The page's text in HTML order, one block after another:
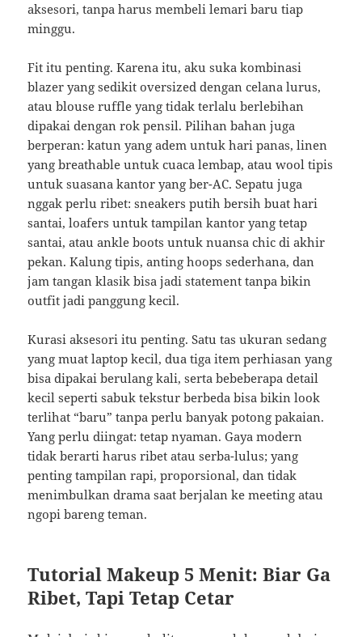
aksesori, tanpa harus membeli lemari baru tiap
minggu.
Fit itu penting. Karena itu, aku suka kombinasi
blazer yang sedikit oversized dengan celana lurus,
atau blouse ruffle yang tidak terlalu berlebihan
dipakai dengan rok pensil. Pilihan bahan juga
berperan: katun yang adem untuk hari panas, linen
yang breathable untuk cuaca lembap, atau wool tipis
untuk suasana kantor yang ber-AC. Sepatu juga
nggak perlu ribet: sneakers putih bersih buat hari
santai, loafers untuk tampilan kantor yang tetap
santai, atau ankle boots untuk nuansa chic di akhir
pekan. Kalung tipis, anting hoops sederhana, dan
jam tangan klasik bisa jadi statement tanpa bikin
outfit jadi panggung kecil.
Kurasi aksesori itu penting. Satu tas ukuran sedang
yang muat laptop kecil, dua tiga item perhiasan yang
bisa dipakai berulang kali, serta bebeberapa detail
kecil seperti sabuk tekstur berbeda bisa bikin look
terlihat “baru” tanpa perlu banyak potong pakaian.
Yang perlu diingat: tetap nyaman. Gaya modern
tidak berarti harus ribet atau serba-lulus; yang
penting tampilan rapi, proporsional, dan tidak
menimbulkan drama saat berjalan ke meeting atau
ngopi bareng teman.
Tutorial Makeup 5 Menit: Biar Ga
Ribet, Tapi Tetap Cetar